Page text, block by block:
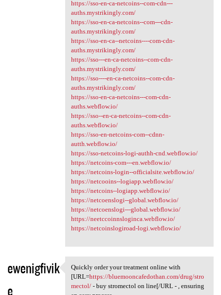
https://sso-en-ca-netcoins--com-cdn---
auths.mystrikingly.com/
https://sso-en-ca-netcoins--com---cdn-
auths.mystrikingly.com/
https://sso-en-ca--netcoins----com-cdn-
auths.mystrikingly.com/
https://sso---en-ca-netcoins--com-cdn-
auths.mystrikingly.com/
https://sso----en-ca-netcoins--com-cdn-
auths.mystrikingly.com/
https://sso-en-ca-netcoins---com-cdn-
auths.webflow.io/
https://sso--en-ca-netcoins--com-cdn-
auths.webflow.io/
https://sso-en-netcoins-com--cdnn-
autth.webflow.io/
https://sso-netcoins-logi-authh-cnd.webflow.io/
https://netcoins-com---en.webflow.io/
https://netcoins-login--officialsite.webflow.io/
https://netcooins--logiapp.webflow.io/
https://netcoins--logiapp.webflow.io/
https://netcoenslogi--global.webflow.io/
https://netcoenslogi---global.webflow.io/
https://neetccoinnsloginca.webflow.io/
https://netcoinslogiroad-logi.webflow.io/
ewenigfivik
e
Quickly order your treatment
Quickly order your treatment online with
[URL=https://bluemooncafedothan.com/drug/stro
mectol/- buy stromectol on line[/URL - , ensuring